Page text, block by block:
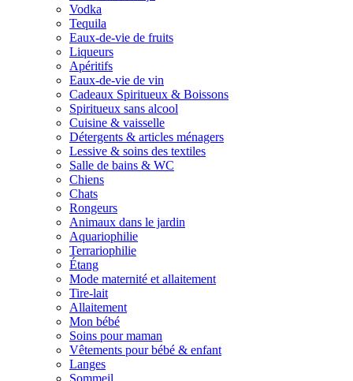
Vodka
Tequila
Eaux-de-vie de fruits
Liqueurs
Apéritifs
Eaux-de-vie de vin
Cadeaux Spiritueux & Boissons
Spiritueux sans alcool
Cuisine & vaisselle
Détergents & articles ménagers
Lessive & soins des textiles
Salle de bains & WC
Chiens
Chats
Rongeurs
Animaux dans le jardin
Aquariophilie
Terrariophilie
Étang
Mode maternité et allaitement
Tire-lait
Allaitement
Mon bébé
Soins pour maman
Vêtements pour bébé & enfant
Langes
Sommeil